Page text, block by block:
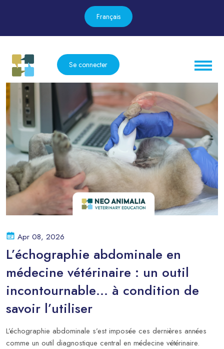
Français
Se connecter
Apr 08, 2026
L’échographie abdominale en
médecine vétérinaire : un outil
incontournable… à condition de
savoir l’utiliser
L’échographie abdominale s’est imposée ces dernières années
comme un outil diagnostique central en médecine vétérinaire.